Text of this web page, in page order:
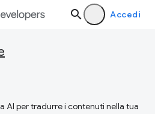
Accedi
AI per tradurre i contenuti nella tua